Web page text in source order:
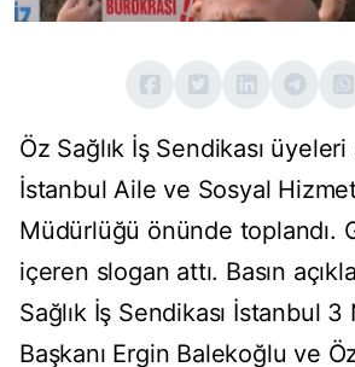
Öz Sağlık İş Sendikası
İstanbul Aile ve Sosyal
Müdürlüğü önünde toplandı.
içeren slogan attı. Basın
Sağlık İş Sendikası İstanbul
Başkanı Ergin Balekoğlu ve